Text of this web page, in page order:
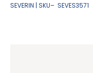
SEVERIN SKU SEVES3571